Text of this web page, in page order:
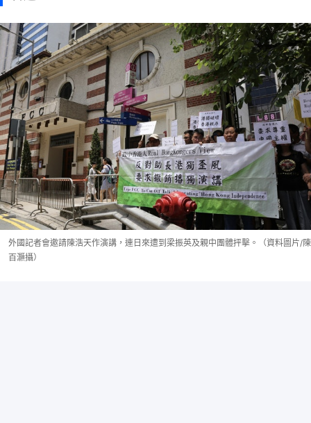
外國記者會邀請陳浩天作演講，連日來遭到梁振英及親中團體抨擊。（資料圖片/陳
百灝攝）